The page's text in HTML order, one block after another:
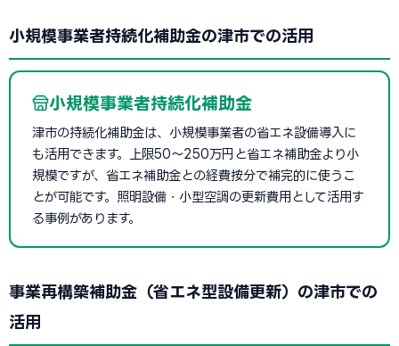
小規模事業者持続化補助金の津市での活用
小規模事業者持続化補助金
津市の持続化補助金は、小規模事業者の省エネ設備導入に
も活用できます。上限50〜250万円と省エネ補助金より小
規模ですが、省エネ補助金との経費按分で補完的に使うこ
とが可能です。照明設備・小型空調の更新費用として活用す
る事例があります。
事業再構築補助金（省エネ型設備更新）の津市での
活用